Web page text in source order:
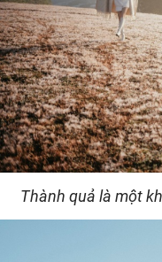
Thành quả là một